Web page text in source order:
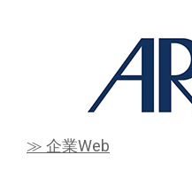
≫ 企業Web